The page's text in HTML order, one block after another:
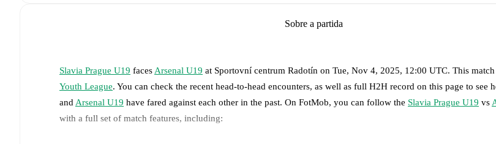
Sobre a partida
Slavia Prague U19 faces Arsenal U19 at Sportovní centrum Radotín on Tue, Nov 4, 2025, 12:00 UTC. This
Youth League. You can check the recent head-to-head encounters, as well as full H2H record on this page to see
and Arsenal U19 have fared against each other in the past. On FotMob, you can follow the Slavia Prague U19 vs
with a full set of match features, including: